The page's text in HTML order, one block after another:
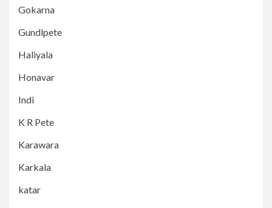
Gokarna
Gundlpete
Haliyala
Honavar
Indi
K R Pete
Karawara
Karkala
katar